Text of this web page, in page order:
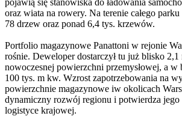
oraz wiata na rowery. Na terenie całego
78 drzew oraz ponad 6,4 tys. krzewów.
Portfolio magazynowe Panattoni w rejonie
rośnie. Deweloper dostarczył tu już blisko
nowoczesnej powierzchni przemysłowej, a
100 tys. m kw. Wzrost zapotrzebowania na
powierzchnie magazynowe iw okolicach
dynamiczny rozwój regionu i potwierdza
logistyce krajowej.